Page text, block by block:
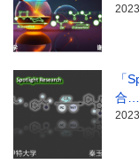
「
合…